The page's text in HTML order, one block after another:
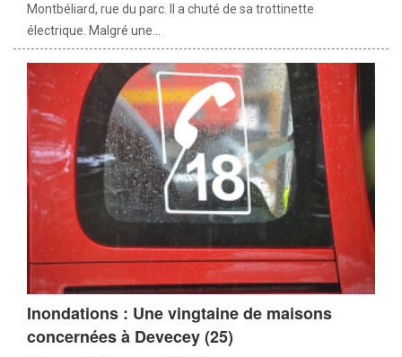
Montbéliard, rue du parc. Il a chuté de sa trottinette
électrique. Malgré une...
Inondations : Une vingtaine de maisons
concernées à Devecey (25)